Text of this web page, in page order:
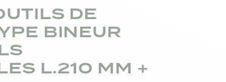
DE
BINEUR
L.210 MM +